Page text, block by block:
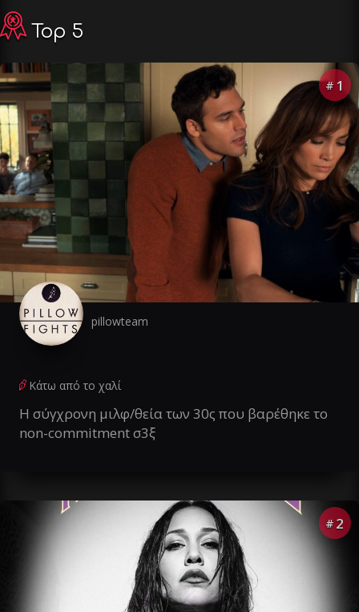
Top 5
# 1
pillowteam
Κάτω από το χαλί
Η σύγχρονη μιλφ/θεία των 30ς που βαρέθηκε το
non-commitment σ3ξ
# 2